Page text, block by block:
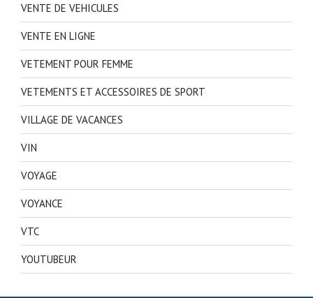
VENTE DE VEHICULES
VENTE EN LIGNE
VETEMENT POUR FEMME
VETEMENTS ET ACCESSOIRES DE SPORT
VILLAGE DE VACANCES
VIN
VOYAGE
VOYANCE
VTC
YOUTUBEUR